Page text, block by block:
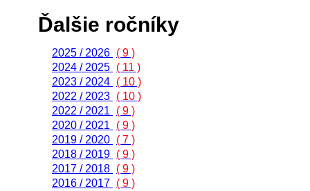
Ďalšie ročníky
2025 / 2026 ( 9 )
2024 / 2025 ( 11 )
2023 / 2024 ( 10 )
2022 / 2023 ( 10 )
2022 / 2021
( 9 )
2020 / 2021
( 9 )
2019 / 2020 ( 7 )
2018 / 2019 ( 9 )
2017 / 2018 ( 9 )
2016 / 2017 ( 9 )